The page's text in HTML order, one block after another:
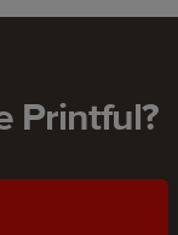
Printful?